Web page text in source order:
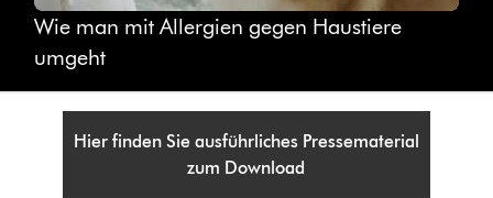
Wie man mit Allergien gegen Haustiere
umgeht
Hier finden Sie ausführliches Pressematerial
zum Download